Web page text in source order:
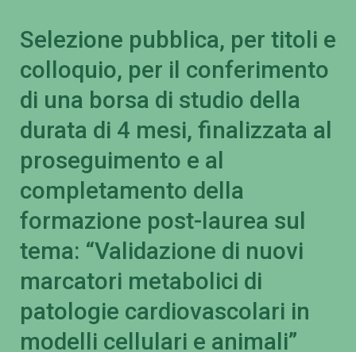
Selezione pubblica, per titoli e
colloquio, per il conferimento
di una borsa di studio della
durata di 4 mesi, finalizzata al
proseguimento e al
completamento della
formazione post-laurea sul
tema: “Validazione di nuovi
marcatori metabolici di
patologie cardiovascolari in
modelli cellulari e animali”